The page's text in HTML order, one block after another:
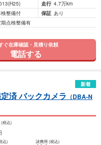
(H25) 走行 4.7万km
整備付 保証 あり
点検整備有
ぐ在庫確認・見積り依頼
電話する
新着
済 バックカメラ （DBA-N
(税込)
込) 諸費用 (税込)